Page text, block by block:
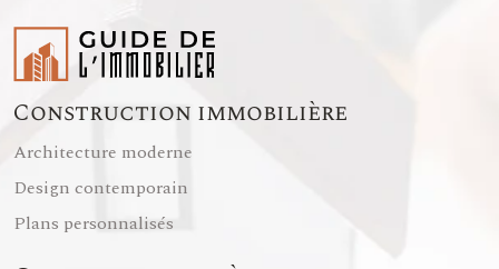
Construction immobilière
Architecture moderne
Design contemporain
Plans personnalisés